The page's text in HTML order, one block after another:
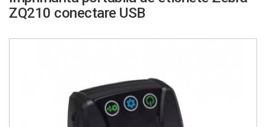
ZQ210 conectare USB